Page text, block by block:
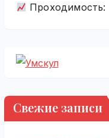
Проходимость:
Свежие записи